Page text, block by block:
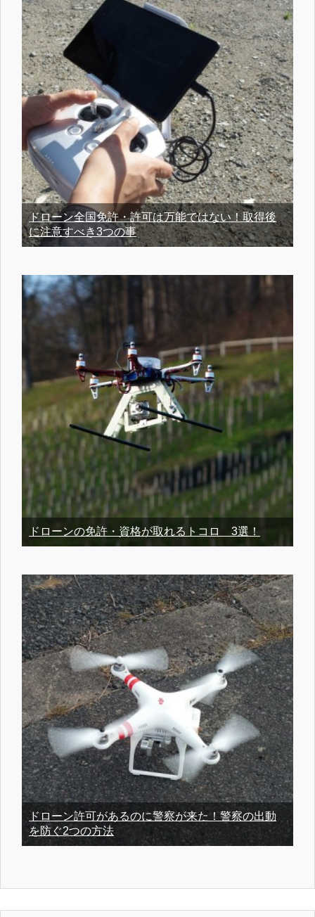
ドローン全国免許・許可は万能ではない！取得後
に注意すべき3つの事
ドローンの免許・資格が取れるトコロ 3選！
ドローン許可があるのに警察が来た！警察の出動
を防ぐ2つの方法